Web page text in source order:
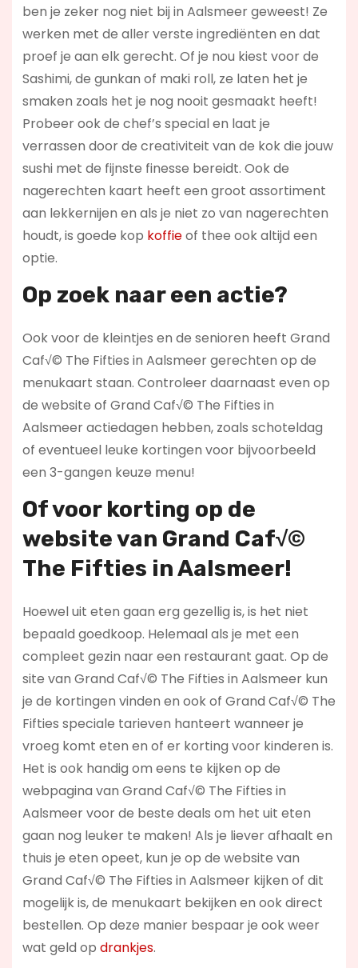
ben je zeker nog niet bij in Aalsmeer geweest! Ze
werken met de aller verste ingrediënten en dat
proef je aan elk gerecht. Of je nou kiest voor de
Sashimi, de gunkan of maki roll, ze laten het je
smaken zoals het je nog nooit gesmaakt heeft!
Probeer ook de chef’s special en laat je
verrassen door de creativiteit van de kok die jouw
sushi met de fijnste finesse bereidt. Ook de
nagerechten kaart heeft een groot assortiment
aan lekkernijen en als je niet zo van nagerechten
houdt, is goede kop koffieof thee ook altijd een
optie.
Op zoek naar een actie?
Ook voor de kleintjes en de senioren heeft Grand
Caf√© The Fifties in Aalsmeer gerechten op de
menukaart staan. Controleer daarnaast even op
de website of Grand Caf√© The Fifties in
Aalsmeer actiedagen hebben, zoals schoteldag
of eventueel leuke kortingen voor bijvoorbeeld
een 3-gangen keuze menu!
Of voor korting op de
website van Grand Caf√©
The Fifties in Aalsmeer!
Hoewel uit eten gaan erg gezellig is, is het niet
bepaald goedkoop. Helemaal als je met een
compleet gezin naar een restaurant gaat. Op de
site van Grand Caf√© The Fifties in Aalsmeer kun
je de kortingen vinden en ook of Grand Caf√© The
Fifties speciale tarieven hanteert wanneer je
vroeg komt eten en of er korting voor kinderen is.
Het is ook handig om eens te kijken op de
webpagina van Grand Caf√© The Fifties in
Aalsmeer voor de beste deals om het uit eten
gaan nog leuker te maken! Als je liever afhaalt en
thuis je eten opeet, kun je op de website van
Grand Caf√© The Fifties in Aalsmeer kijken of dit
mogelijk is, de menukaart bekijken en ook direct
bestellen. Op deze manier bespaar je ook weer
wat geld op drankjes.